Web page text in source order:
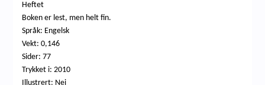
Heftet
Boken er lest, men heltfin.
Språk: Engelsk
Vekt: 0,146
Sider: 77
Trykket i: 2010
Illustrert: Nei